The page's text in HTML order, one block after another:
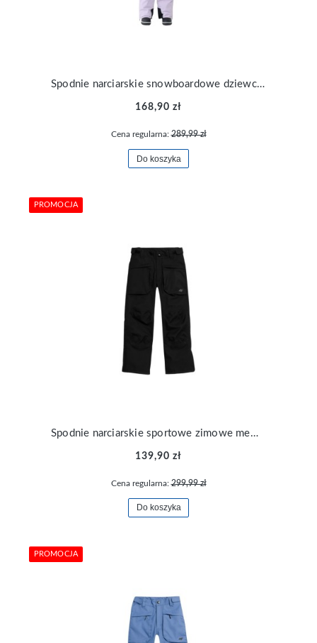
Spodnie narciarskie snowboardowe dziewczęce na szelkach 4F TFTRF0962-51S
168,90 zł
Cena regularna:289,99 zł
Do koszyka
Spodnie narciarskie sportowe zimowe membrana 8000 chłopięce 4F TFTRM359-21S
139,90 zł
Cena regularna:299,99 zł
Do koszyka
PROMOCJA
PROMOCJA